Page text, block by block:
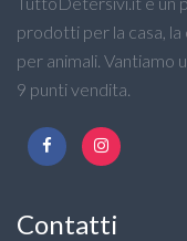
prodotti per la casa,
per animali. Vantiamo
9 punti vendita.
Contatti